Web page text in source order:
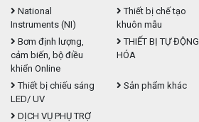
National
Instruments (NI)
Thiết bị chế tạo
khuôn mẫu
Bơm định lượng,
cảm biến, bộ điều
khiển Online
THIẾT BỊ TỰ ĐỘNG
HÓA
Thiết bị chiếu sáng
LED/ UV
Sản phẩm khác
DỊCH VỤ PHỤ TRỢ